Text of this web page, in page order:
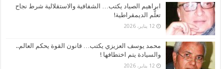
ابراهيم الصياد يكتب… الشفافية والاستقلالية شرط نجاح
تعلُّم الديمقراطية!
12 يناير، 2026
محمد يوسف العزيزي يكتب… قانون القوة يحكم العالم..
والسيادة يتم اختطافها !
12 يناير، 2026